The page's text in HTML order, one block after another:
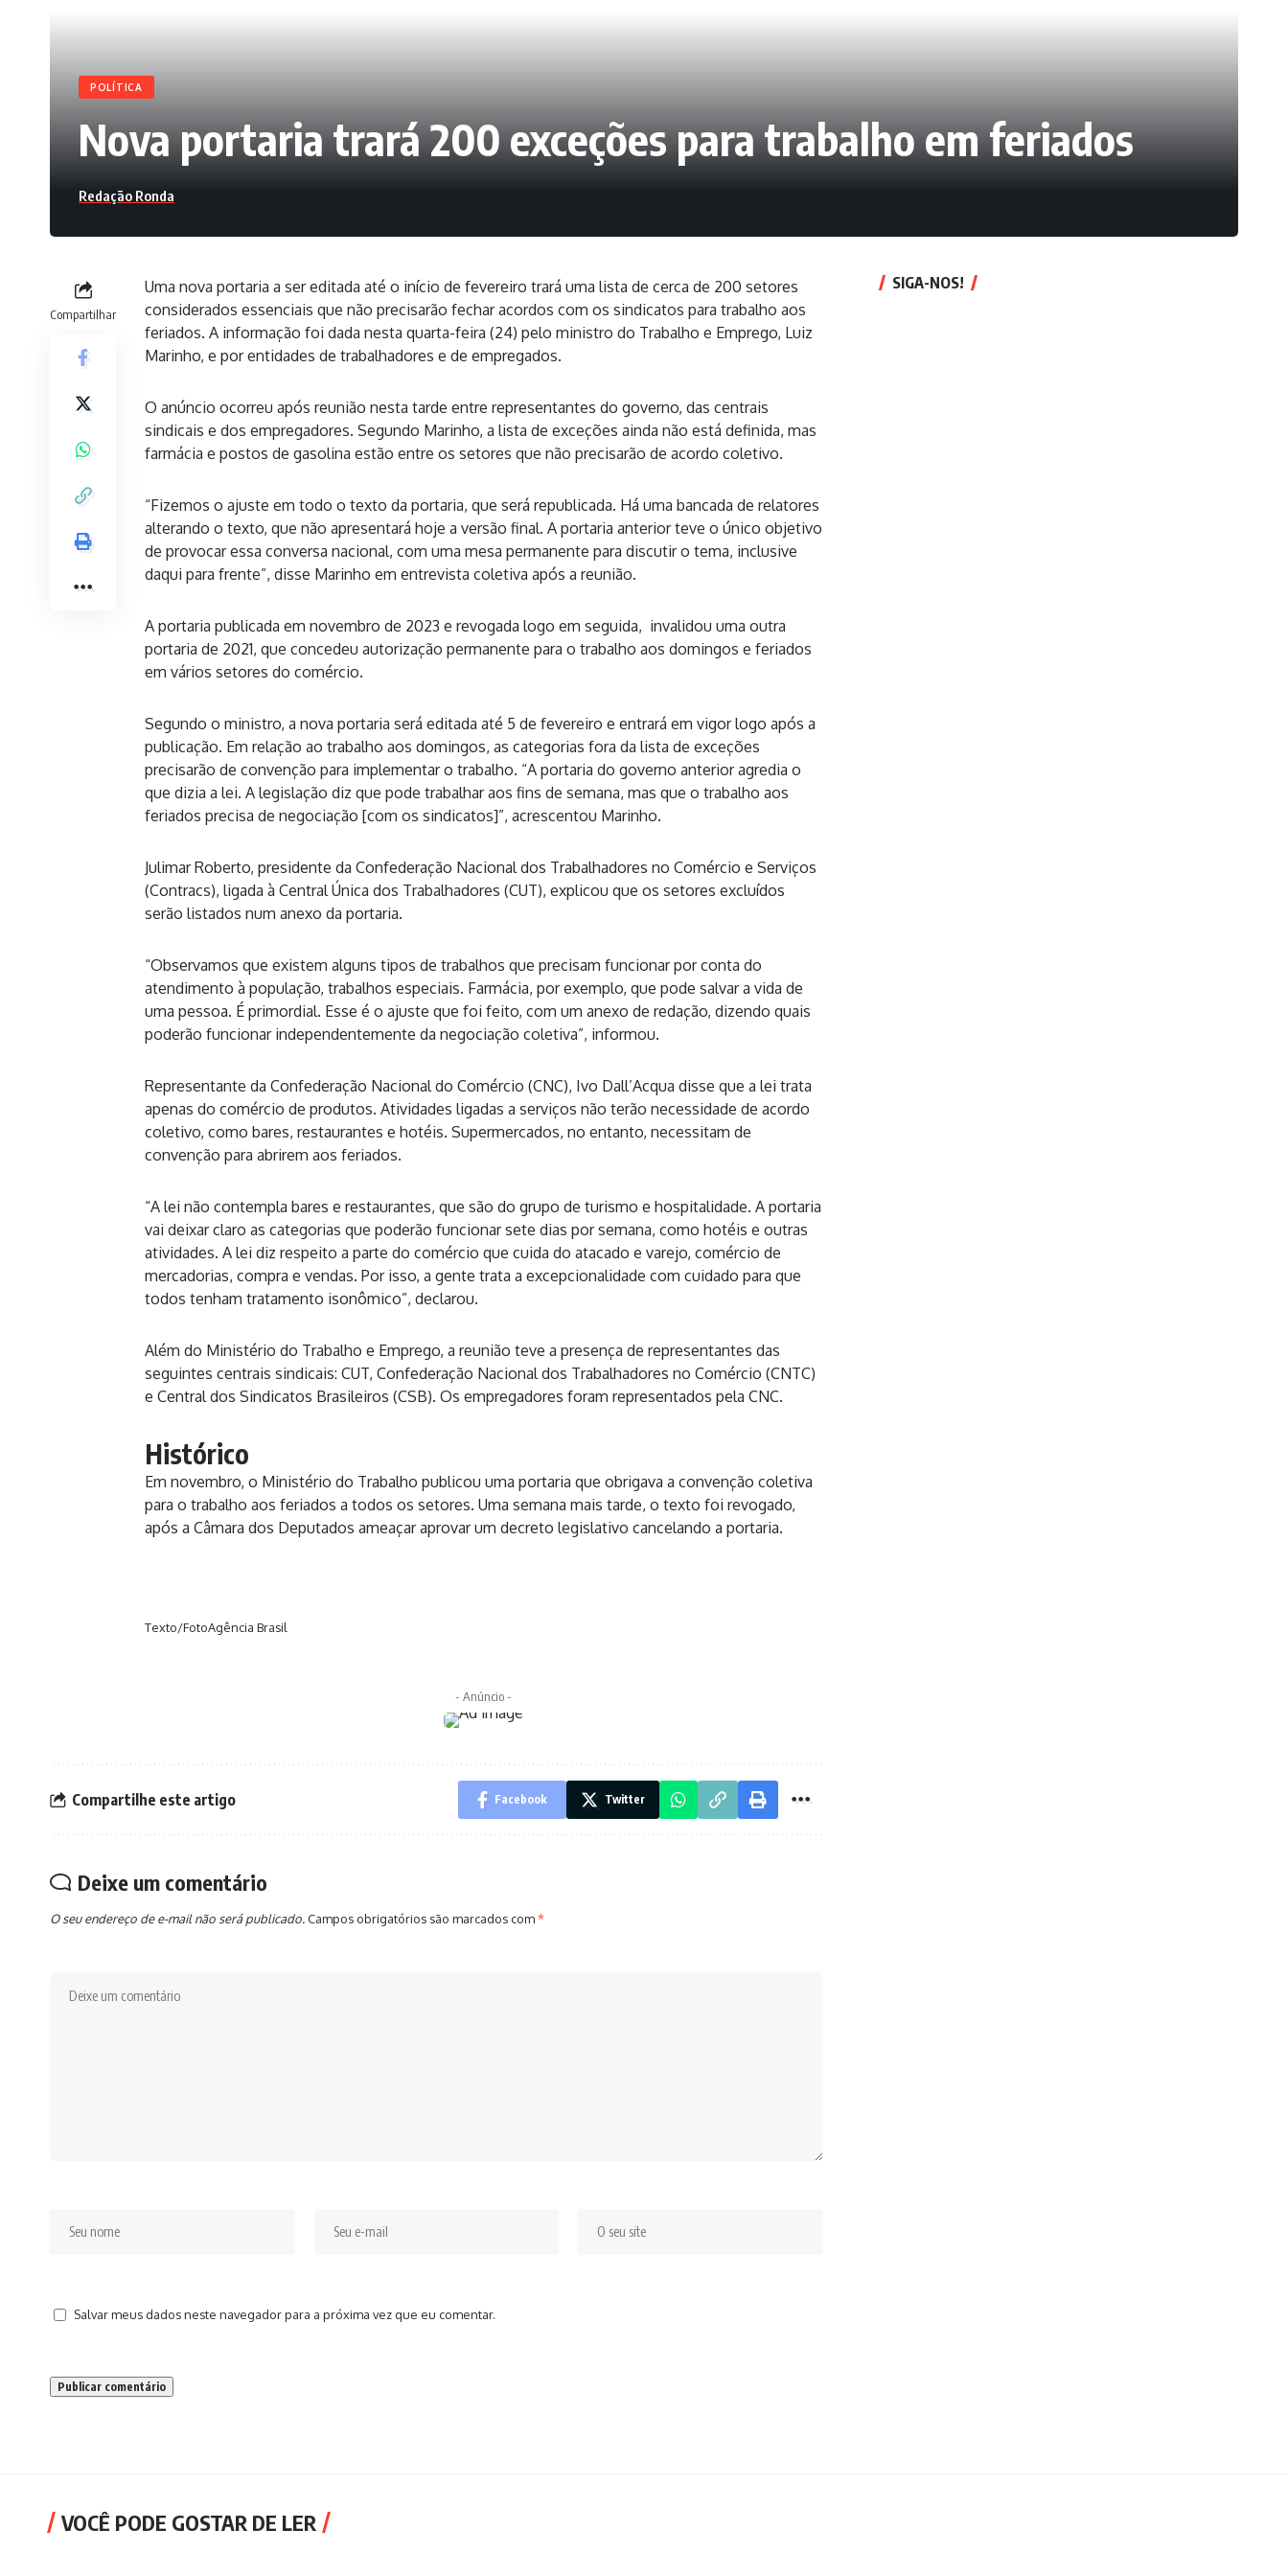
POLÍTICA
Nova portaria trará 200 exceções para trabalho em feriados
Redação Ronda
Compartilhar
Uma nova portaria a ser editada até o início de fevereiro trará uma lista de cerca de 200 setores
considerados essenciais que não precisarão fechar acordos com os sindicatos para trabalho aos
feriados. A informação foi dada nesta quarta-feira (24) pelo ministro do Trabalho e Emprego, Luiz
Marinho, e por entidades de trabalhadores e de empregados.
O anúncio ocorreu após reunião nesta tarde entre representantes do governo, das centrais
sindicais e dos empregadores. Segundo Marinho, a lista de exceções ainda não está definida, mas
farmácia e postos de gasolina estão entre os setores que não precisarão de acordo coletivo.
“Fizemos o ajuste em todo o texto da portaria, que será republicada. Há uma bancada de relatores
alterando o texto, que não apresentará hoje a versão final. A portaria anterior teve o único objetivo
de provocar essa conversa nacional, com uma mesa permanente para discutir o tema, inclusive
daqui para frente”, disse Marinho em entrevista coletiva após a reunião.
A portaria publicada em novembro de 2023 e revogada logo em seguida, invalidou uma outra
portaria de 2021, que concedeu autorização permanente para o trabalho aos domingos e feriados
em vários setores do comércio.
Segundo o ministro, a nova portaria será editada até 5 de fevereiro e entrará em vigor logo após a
publicação. Em relação ao trabalho aos domingos, as categorias fora da lista de exceções
precisarão de convenção para implementar o trabalho. “A portaria do governo anterior agredia o
que dizia a lei. A legislação diz que pode trabalhar aos fins de semana, mas que o trabalho aos
feriados precisa de negociação [com os sindicatos]”, acrescentou Marinho.
Julimar Roberto, presidente da Confederação Nacional dos Trabalhadores no Comércio e Serviços
(Contracs), ligada à Central Única dos Trabalhadores (CUT), explicou que os setores excluídos
serão listados num anexo da portaria.
“Observamos que existem alguns tipos de trabalhos que precisam funcionar por conta do
atendimento à população, trabalhos especiais. Farmácia, por exemplo, que pode salvar a vida de
uma pessoa. É primordial. Esse é o ajuste que foi feito, com um anexo de redação, dizendo quais
poderão funcionar independentemente da negociação coletiva”, informou.
Representante da Confederação Nacional do Comércio (CNC), Ivo Dall’Acqua disse que a lei trata
apenas do comércio de produtos. Atividades ligadas a serviços não terão necessidade de acordo
coletivo, como bares, restaurantes e hotéis. Supermercados, no entanto, necessitam de
convenção para abrirem aos feriados.
“A lei não contempla bares e restaurantes, que são do grupo de turismo e hospitalidade. A portaria
vai deixar claro as categorias que poderão funcionar sete dias por semana, como hotéis e outras
atividades. A lei diz respeito a parte do comércio que cuida do atacado e varejo, comércio de
mercadorias, compra e vendas. Por isso, a gente trata a excepcionalidade com cuidado para que
todos tenham tratamento isonômico”, declarou.
Além do Ministério do Trabalho e Emprego, a reunião teve a presença de representantes das
seguintes centrais sindicais: CUT, Confederação Nacional dos Trabalhadores no Comércio (CNTC)
e Central dos Sindicatos Brasileiros (CSB). Os empregadores foram representados pela CNC.
Histórico
Em novembro, o Ministério do Trabalho publicou uma portaria que obrigava a convenção coletiva
para o trabalho aos feriados a todos os setores. Uma semana mais tarde, o texto foi revogado,
após a Câmara dos Deputados ameaçar aprovar um decreto legislativo cancelando a portaria.
Texto/FotoAgência Brasil
- Anúncio -
Compartilhe este artigo Facebook Twitter
Deixe um comentário
O seu endereço de e-mail não será publicado. Campos obrigatórios são marcados com*
Salvar meus dados neste navegador para a próxima vez que eu comentar.
SIGA-NOS!
VOCÊ PODE GOSTAR DE LER